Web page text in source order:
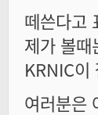
떼쓴다고
제가 볼
KRNIC이
여러분은